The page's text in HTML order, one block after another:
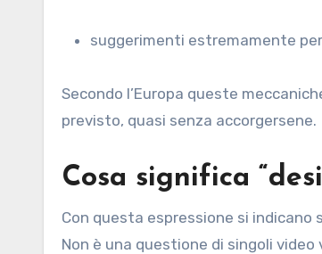
suggerimenti estremamente
Secondo l’Europa queste
previsto, quasi senza accorgersene.
Cosa significa
Con questa espressione si indicano
Non è una questione di singoli video